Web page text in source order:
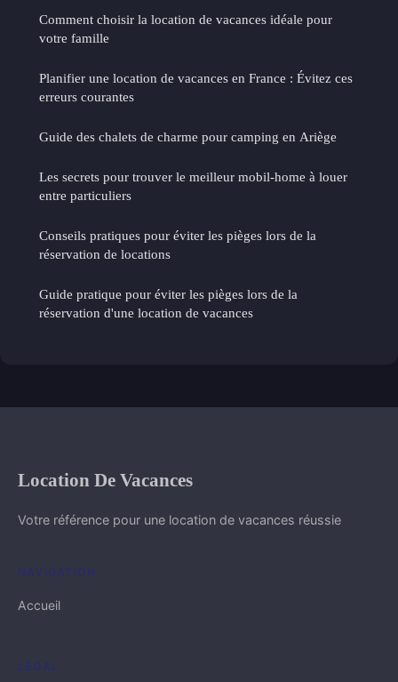
Comment choisir la location de vacances idéale pour
votre famille
Planifier une location de vacances en France : Évitez ces
erreurs courantes
Guide des chalets de charme pour camping en Ariège
Les secrets pour trouver le meilleur mobil-home à louer
entre particuliers
Conseils pratiques pour éviter les pièges lors de la
réservation de locations
Guide pratique pour éviter les pièges lors de la
réservation d'une location de vacances
Location De Vacances
Votre référence pour une location de vacances réussie
NAVIGATION
Accueil
LÉGAL